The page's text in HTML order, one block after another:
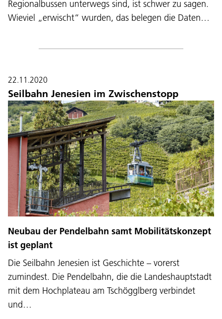
Regionalbussen unterwegs sind, ist schwer zu sagen.
Wieviel „erwischt“ wurden, das belegen die Daten…
22.11.2020
Seilbahn Jenesien im Zwischenstopp
Neubau der Pendelbahn samt Mobilitätskonzept
ist geplant
Die Seilbahn Jenesien ist Geschichte – vorerst
zumindest. Die Pendelbahn, die die Landeshauptstadt
mit dem Hochplateau am Tschögglberg verbindet
und…